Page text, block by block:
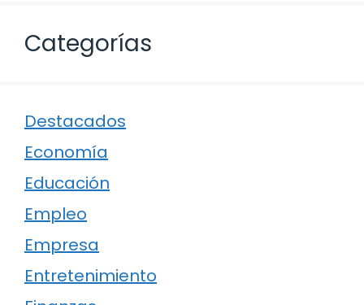
Categorías
Destacados
Economía
Educación
Empleo
Empresa
Entretenimiento